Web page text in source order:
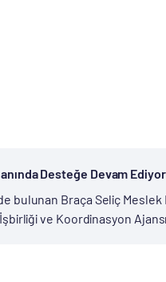
Desteğe Devam Ediyor
bulunan Braça Seliç Meslek
ve Koordinasyon